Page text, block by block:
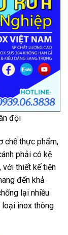
đội
chế thực phẩm,
phải có kệ
với thiết kế tiện
đến khả
lại nhiều
loại inox thông